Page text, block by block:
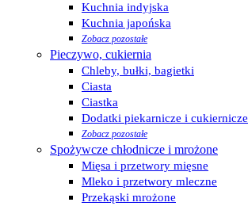
Kuchnia indyjska
Kuchnia japońska
Zobacz pozostałe
Pieczywo, cukiernia
Chleby, bułki, bagietki
Ciasta
Ciastka
Dodatki piekarnicze i cukiernicze
Zobacz pozostałe
Spożywcze chłodnicze i mrożone
Mięsa i przetwory mięsne
Mleko i przetwory mleczne
Przekąski mrożone